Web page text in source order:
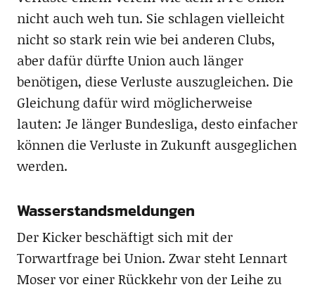
nicht auch weh tun. Sie schlagen vielleicht
nicht so stark rein wie bei anderen Clubs,
aber dafür dürfte Union auch länger
benötigen, diese Verluste auszugleichen. Die
Gleichung dafür wird möglicherweise
lauten: Je länger Bundesliga, desto einfacher
können die Verluste in Zukunft ausgeglichen
werden.
Wasserstandsmeldungen
Der Kicker beschäftigt sich mit der
Torwartfrage bei Union. Zwar steht Lennart
Moser vor einer Rückkehr von der Leihe zu